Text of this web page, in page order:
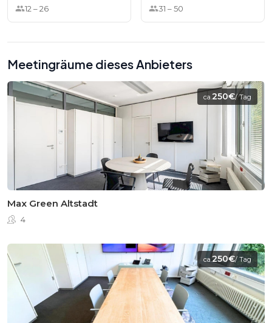
12–26 31 –50
Meetingräume dieses Anbieters
ca.250€/ Tag
Max Green Altstadt
4
ca.250€/ Tag